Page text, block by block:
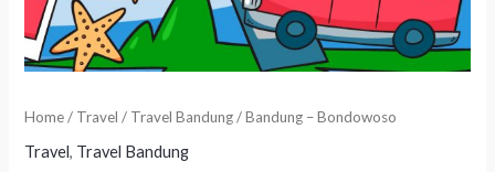
Home/ Travel / Travel Bandung/ Bandung – Bondowoso
Travel, Travel Bandung